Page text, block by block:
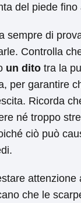
del piede fino
sempre di
Controlla
un dito tra la
per garantire
Ricorda
né troppo
ciò può
attenzione
che le